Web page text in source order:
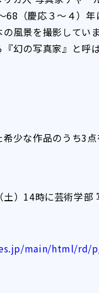
68（慶応３～４）
風景を撮影して
幻の写真家』と呼
少な作品のうち3
）14時に芸術学部
main/html/rd/p/